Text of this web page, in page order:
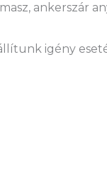
ankerszár
igény